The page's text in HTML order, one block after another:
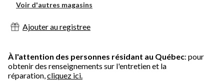
Voir d'autres magasins
Ajouter au registree
À l'attention des personnes résidant au Québec: pour
obtenir des renseignements sur l'entretien et la
réparation,cliquez ici.